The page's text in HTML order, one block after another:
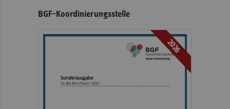
BGF-Koordinierungsstelle
2026